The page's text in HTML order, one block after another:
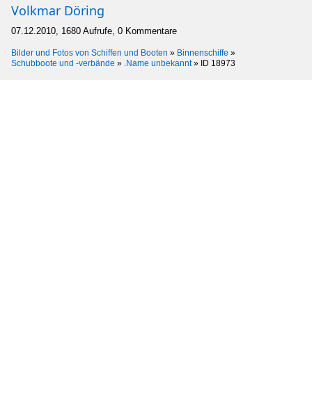
Volkmar Döring
07.12.2010, 1680 Aufrufe, 0 Kommentare
Bilder und Fotos von Schiffen und Booten » Binnenschiffe »
Schubboote und -verbände » .Name unbekannt» ID 18973